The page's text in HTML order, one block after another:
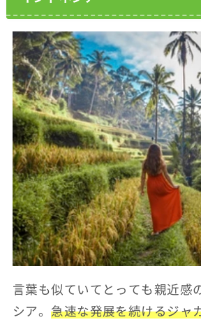
言葉も似ていてとっても親近感
シア。急速な発展を続けるジャ